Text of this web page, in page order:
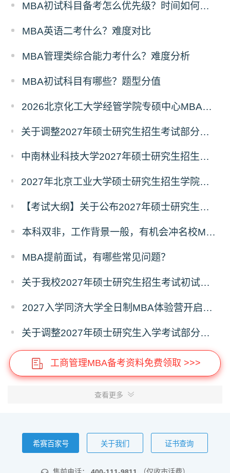
MBA初试科目备考怎么优先级？时间如何分配？
MBA英语二考什么？难度对比
MBA管理类综合能力考什么？难度分析
MBA初试科目有哪些？题型分值
2026北京化工大学经管学院专硕中心MBA拟录取分析解读
关于调整2027年硕士研究生招生考试部分专业初试考试科目及参考书目的公告（二）
中南林业科技大学2027年硕士研究生招生考试初试科目调整情况公告
2027年北京工业大学硕士研究生招生学院、考试科目、考试大纲等调整情况
【考试大纲】关于公布2027年硕士研究生入学考试自命题考试科目考试大纲的通知
本科双非，工作背景一般，有机会冲名校MBA吗？
MBA提前面试，有哪些常见问题？
关于我校2027年硕士研究生招生考试初试科目调整的补充公告
2027入学同济大学全日制MBA体验营开启报名！
关于调整2027年硕士研究生入学考试部分专业考试科目的通知
工商管理MBA备考资料免费领取 >>>
查看更多
希赛百家号 关于我们 证书查询